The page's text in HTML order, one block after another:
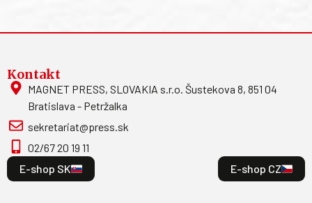
Kontakt
MAGNET PRESS, SLOVAKIA s.r.o. Šustekova 8, 851 04
Bratislava - Petržalka
sekretariat@press.sk
02/67 20 19 11
E-shop SK
E-shop CZ